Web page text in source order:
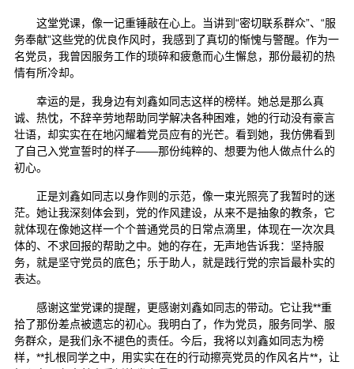
这堂党课，像一记重锤敲在心上。当讲到“密切联系群众”、“服
务奉献”这些党的优良作风时，我感到了真切的惭愧与警醒。作为一
名党员，我曾因服务工作的琐碎和疲惫而心生懈怠，那份最初的热
情有所冷却。
幸运的是，我身边有刘鑫如同志这样的榜样。她总是那么真
诚、热忱，不辞辛劳地帮助同学解决各种困难，她的行动没有豪言
壮语，却实实在在地闪耀着党员应有的光芒。看到她，我仿佛看到
了自己入党宣誓时的样子——那份纯粹的、想要为他人做点什么的
初心。
正是刘鑫如同志以身作则的示范，像一束光照亮了我暂时的迷
茫。她让我深刻体会到，党的作风建设，从来不是抽象的教条，它
就体现在像她这样一个个普通党员的日常点滴里，体现在一次次具
体的、不求回报的帮助之中。她的存在，无声地告诉我：坚持服
务，就是坚守党员的底色；乐于助人，就是践行党的宗旨最朴实的
表达。
感谢这堂党课的提醒，更感谢刘鑫如同志的带动。它让我**重
拾了那份差点被遗忘的初心。我明白了，作为党员，服务同学、服
务群众，是我们永不褪色的责任。今后，我将以刘鑫如同志为榜
样，**扎根同学之中，用实实在在的行动擦亮党员的作风名片**，让